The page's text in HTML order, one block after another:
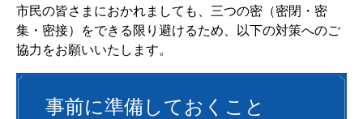
市民の皆さまにおかれましても、三つの密（密閉・密
集・密接）をできる限り避けるため、以下の対策へのご
協力をお願いいたします。
事前に準備しておくこと